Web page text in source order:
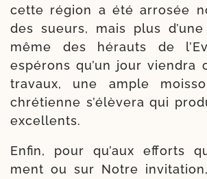
cette région a été arro­sée
des sueurs, mais plus
même des hérauts de
espé­rons qu’un jour vien­dra
tra­vaux, une ample
chré­tienne s’élèvera qui
excellents.
Enfin, pour qu’aux efforts
ment ou sur Notre